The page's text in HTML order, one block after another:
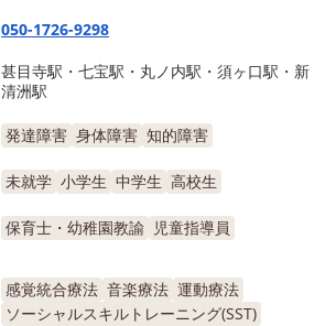
050-1726-9298
甚目寺駅・七宝駅・丸ノ内駅・須ヶ口駅・新
清洲駅
発達障害 身体障害 知的障害
未就学 小学生 中学生 高校生
保育士・幼稚園教諭 児童指導員
感覚統合療法 音楽療法 運動療法
ソーシャルスキルトレーニング(SST)